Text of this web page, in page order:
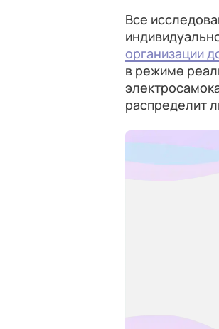
Все
организации
в режиме
распределит